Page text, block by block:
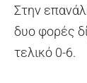
Στην
δυο φορές
τελικό 0-6.